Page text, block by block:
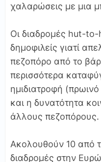
χαλαρώσεις με μια
Οι διαδρομές hut-to-
δημοφιλείς γιατί
πεζοπόρο από το
περισσότερα
ημιδιατροφή
και η δυνατότητα
άλλους πεζοπόρους.
Ακολουθούν 10 από
διαδρομές στην